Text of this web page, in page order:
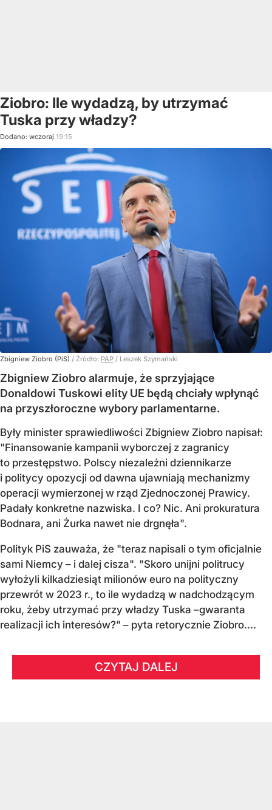
Ziobro: Ile wydadzą, by utrzymać
Tuska przy władzy?
Dodano: wczoraj 19:15
Zbigniew Ziobro (PiS) / Źródło: PAP / Leszek Szymański
Zbigniew Ziobro alarmuje, że sprzyjające
Donaldowi Tuskowi elity UE będą chciały wpłynąć
na przyszłoroczne wybory parlamentarne.
Były minister sprawiedliwości Zbigniew Ziobro napisał:
"Finansowanie kampanii wyborczej z zagranicy
to przestępstwo. Polscy niezależni dziennikarze
i politycy opozycji od dawna ujawniają mechanizmy
operacji wymierzonej w rząd Zjednoczonej Prawicy.
Padały konkretne nazwiska. I co? Nic. Ani prokuratura
Bodnara, ani Żurka nawet nie drgnęła".
Polityk PiS zauważa, że "teraz napisali o tym oficjalnie
sami Niemcy – i dalej cisza". "Skoro unijni politrucy
wyłożyli kilkadziesiąt milionów euro na polityczny
przewrót w 2023 r., to ile wydadzą w nadchodzącym
roku, żeby utrzymać przy władzy Tuska –gwaranta
realizacji ich interesów?" – pyta retorycznie Ziobro....
CZYTAJ DALEJ